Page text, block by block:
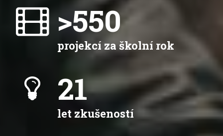
>550
projekcí za školní rok
21
let zkušeností